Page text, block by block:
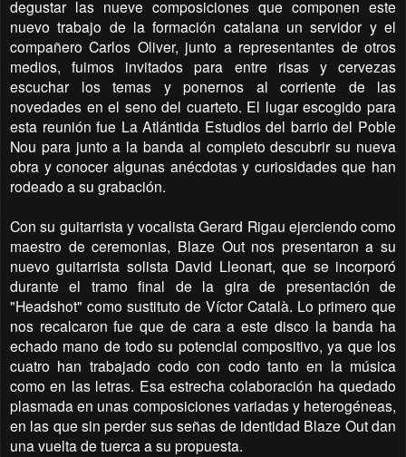
degustar las nueve composiciones que componen este
nuevo trabajo de la formación catalana un servidor y el
compañero Carlos Oliver, junto a representantes de otros
medios, fuimos invitados para entre risas y cervezas
escuchar los temas y ponernos al corriente de las
novedades en el seno del cuarteto. El lugar escogido para
esta reunión fue La Atlántida Estudios del barrio del Poble
Nou para junto a la banda al completo descubrir su nueva
obra y conocer algunas anécdotas y curiosidades que han
rodeado a su grabación.
Con su guitarrista y vocalista Gerard Rigau ejerciendo como
maestro de ceremonias, Blaze Out nos presentaron a su
nuevo guitarrista solista David Lleonart, que se incorporó
durante el tramo final de la gira de presentación de
"Headshot" como sustituto de Víctor Català. Lo primero que
nos recalcaron fue que de cara a este disco la banda ha
echado mano de todo su potencial compositivo, ya que los
cuatro han trabajado codo con codo tanto en la música
como en las letras. Esa estrecha colaboración ha quedado
plasmada en unas composiciones variadas y heterogéneas,
en las que sin perder sus señas de identidad Blaze Out dan
una vuelta de tuerca a su propuesta.